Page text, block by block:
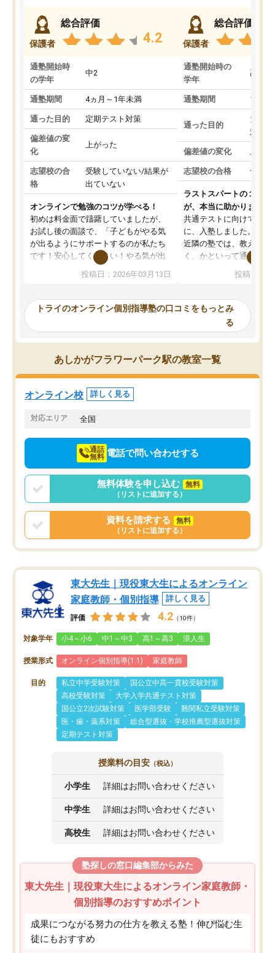
保護者
総合評価
4.2
通塾開始時
の学年
中2
通塾期間 4ヵ月～1年未満
通った目的 定期テスト対策
偏差値の変
化
上がった
志望校の合
格
受験していない/結果が
出ていない
オンラインで勉強のコツが学べる！
初めは料金面で躊躇していましたが、
お試し後の面談で、「子どもがやる気
が出るようにサポートするのが私たち
です！安心してください！やる気が出
ないのは私たち講師の責任です」と言
ってくださり、確かに！と考えて、思
ったんですが、学生の先生から学ぶこ
み、徐々に成績が上がったらいいなと
思っていました。何が今足りないのか
を的確に指導いただき、子どももびっ
くりするほど楽しんでやる気を持って
塾を受けています。狙い通り、少しず
つ成績も上がり、苦手意識も無くなっ
てきたので、さらに苦手な数学も追加
でお願いしました。来年の高校受験に
投稿日：2026年03月13日
保護者
総合評価
通塾開始時の
学年
高3
通塾期間 1～3
通った目的
大学
対策
偏差値の変化
志望校の合格 合格
ラストスパートの１か月
が、本当に助かりました
共通テストに向けての追
に、入塾しました。田舎
近隣の塾では、教えても
く、かといって通うには
可能なので本当に助か
らないところをピンポイ
頂いて、とてもわかり
していました。一生を
スト、多少お金がかかっ
思い切って入塾してよか
投稿日：
トライのオンライン個別指導塾の口コミをもっとみ
る
あしかがフラワーパーク駅の教室一覧
オンライン校 詳しく見る
対応エリア 全国
通話
無料 電話で問い合わせする
無料体験を申し込む
無料
（リストに追加する）
資料を請求する
無料
（リストに追加する）
東大先生｜現役東大生によるオンライン
家庭教師・個別指導
詳しく見る
評価 4.2 （10件）
対象学年 小4～小6 中1～中3 高1～高3 浪人生
授業形式 オンライン個別指導(1:1) 家庭教師
目的 私立中学受験対策
国公立中高一貫校受験対策
高校受験対策
大学入学共通テスト対策
国公立2次試験対策
医学部受験
難関私立受験対策
医・歯・薬系対策
総合型選抜・学校推薦型選抜対策
定期テスト対策
授業料の目安 （税込）
小学生 詳細はお問い合わせください
中学生 詳細はお問い合わせください
高校生 詳細はお問い合わせください
塾探しの窓口編集部からみた
東大先生｜現役東大生によるオンライン家庭教師・
個別指導のおすすめポイント
成果につながる努力の仕方を教える塾！伸び悩む生
徒にもおすすめ